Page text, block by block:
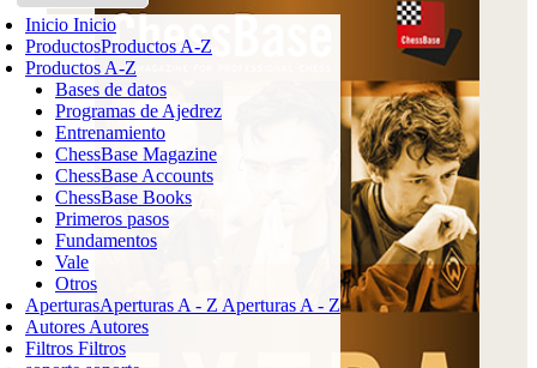
Inicio Inicio
ProductosProductos A-Z
Productos A-Z
Bases de datos
Programas de Ajedrez
Entrenamiento
ChessBase Magazine
ChessBase Accounts
ChessBase Books
Primeros pasos
Fundamentos
Vale
Otros
AperturasAperturas A - Z Aperturas A - Z
Autores Autores
Filtros Filtros